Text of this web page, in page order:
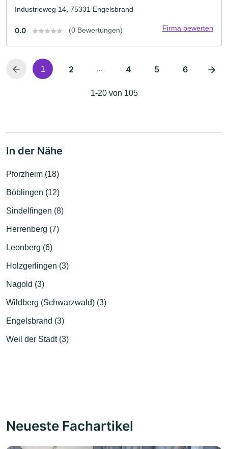
Industrieweg 14, 75331 Engelsbrand
0.0 (0 Bewertungen) Firma bewerten
1 2 ... 4 5 6
1-20 von 105
In der Nähe
Pforzheim (18)
Böblingen (12)
Sindelfingen (8)
Herrenberg (7)
Leonberg (6)
Holzgerlingen (3)
Nagold (3)
Wildberg (Schwarzwald) (3)
Engelsbrand (3)
Weil der Stadt (3)
Neueste Fachartikel